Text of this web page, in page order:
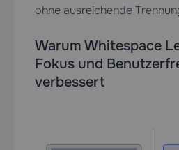
ohne ausreichende
Warum Whitespace
Fokus und
verbessert